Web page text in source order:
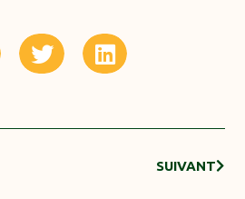
SUIVANT